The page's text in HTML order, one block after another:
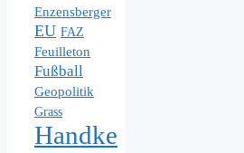
Enzensberger
EU FAZ
Feuilleton
Fußball
Geopolitik
Grass
Handke